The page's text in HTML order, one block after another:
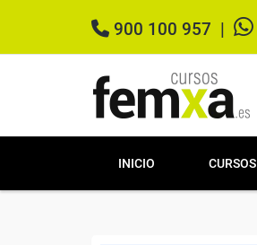
900 100 957
INICIO CURSOS